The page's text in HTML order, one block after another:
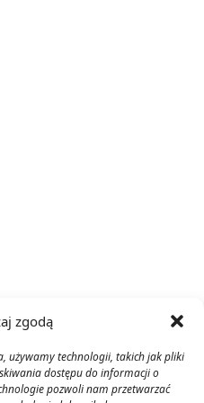
zgodą
używamy technologii, takich jak pliki
dostępu do informacji o
pozwoli nam przetwarzać